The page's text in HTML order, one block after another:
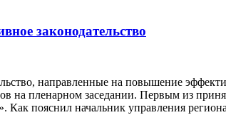
законодательство
направленные на повышение
на пленарном заседании. Первым из
пояснил начальник управления